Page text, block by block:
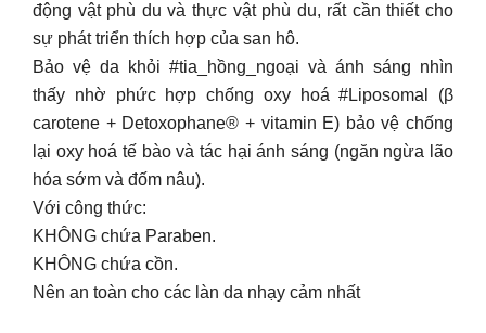
động vật phù du và thực vật phù du, rất cần thiết cho
sự phát triển thích hợp của san hô.
Bảo vệ da khỏi #tia_hồng_ngoại và ánh sáng nhìn
thấy nhờ phức hợp chống oxy hoá #Liposomal (β
carotene + Detoxophane® + vitamin E) bảo vệ chống
lại oxy hoá tế bào và tác hại ánh sáng (ngăn ngừa lão
hóa sớm và đốm nâu).
Với công thức:
KHÔNG chứa Paraben.
KHÔNG chứa cồn.
Nên an toàn cho các làn da nhạy cảm nhất